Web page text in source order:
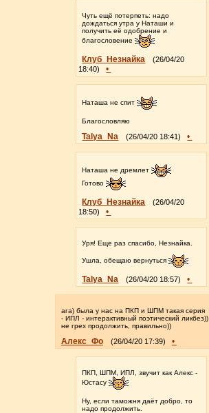
Чуть ещё потерпеть: надо
дождаться утра у Наташи и
получить её одобрение и
благословение
Клуб_Незнайка
(26/04/20
18:40)
•
Наташа не спит
Благословляю
Talya_Na (26/04/20 18:41) •
Наташа не дремлет
Готово
Клуб_Незнайка
(26/04/20
18:50)
•
Уря! Еще раз спасибо, Незнайка.
Ушла, обещаю вернуться
Talya_Na (26/04/20 18:57) •
ага) была у нас на ПКП и ШПМ такая серия
- ИПЛ - интерактивный поэтический ликбез))
не грех продолжить, правильно))
Алекс_Фо (26/04/20 17:39) •
ПКП, ШПМ, ИПЛ, звучит как Алекс -
Юстасу
Ну, если таможня даёт добро, то
надо продолжить.